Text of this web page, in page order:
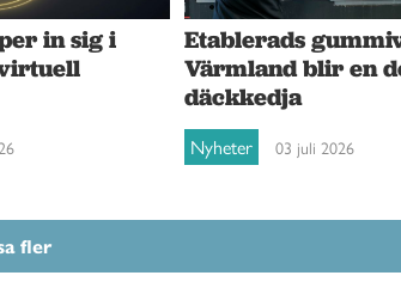
in sig i
Etablerads
Värmland blir en
däckkedja
Nyheter 03 juli 2026
fler